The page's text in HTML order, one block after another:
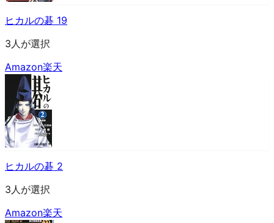
ヒカルの碁 19
3人が選択
Amazon楽天
ヒカルの碁 2
3人が選択
Amazon楽天